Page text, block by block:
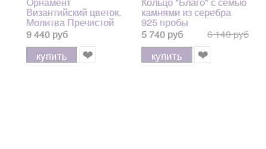
Византийский цветок.
Молитва Пречистой
Божией Матери.
Кольцо из серебра
925 пробы с
позолотой и
9 440 руб
купить
камнями из серебра
925 пробы
5 740 руб
6 140 руб
купить